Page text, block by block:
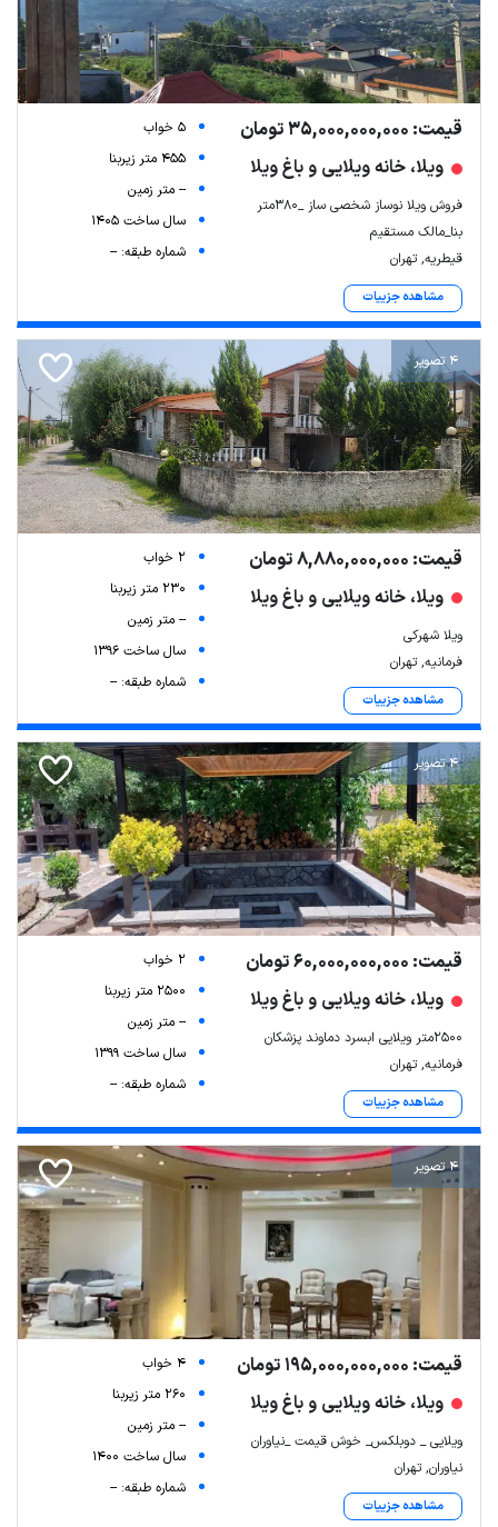
قیمت: 35,000,000,000 تومان
ویلا، خانه ویلایی و باغ ویلا
فروش ویلا نوساز شخصی ساز _۳۸۰متر
بنا_مالک مستقیم
قیطریه, تهران
مشاهده جزییات
5 خواب
455 متر زیربنا
-- متر زمین
سال ساخت 1405
شماره طبقه: --
4 تصویر
قیمت: 8,880,000,000 تومان
ویلا، خانه ویلایی و باغ ویلا
ویلا شهرکی
فرمانیه, تهران
مشاهده جزییات
2 خواب
230 متر زیربنا
-- متر زمین
سال ساخت 1396
شماره طبقه: --
4 تصویر
قیمت: 60,000,000,000 تومان
ویلا، خانه ویلایی و باغ ویلا
۲۵۰۰متر ویلایی ابسرد دماوند پزشکان
فرمانیه, تهران
مشاهده جزییات
2 خواب
2500 متر زیربنا
-- متر زمین
سال ساخت 1399
شماره طبقه: --
4 تصویر
قیمت: 195,000,000,000 تومان
ویلا، خانه ویلایی و باغ ویلا
ویلایی _ دوبلکس_ خوش قیمت _نیاوران
نیاوران, تهران
مشاهده جزییات
4 خواب
260 متر زیربنا
-- متر زمین
سال ساخت 1400
شماره طبقه: --